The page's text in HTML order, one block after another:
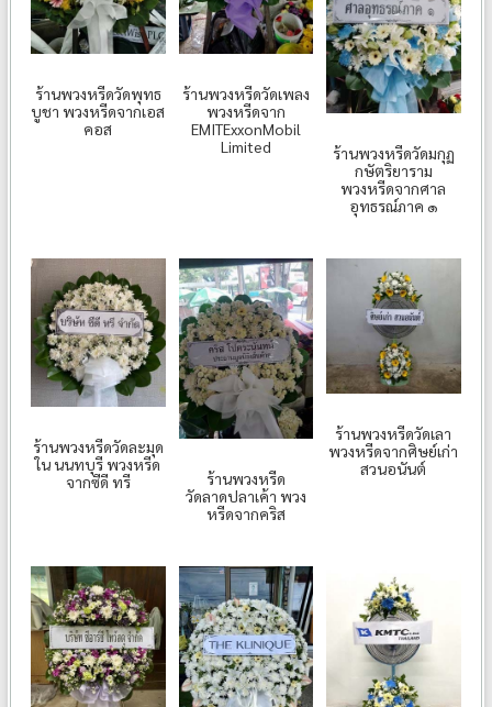
ร้านพวงหรีดวัดพุทธ
บูชา พวงหรีดจากเอส
คอส
ร้านพวงหรีดวัดเพลง
พวงหรีดจาก
EMITExxonMobil
Limited
ร้านพวงหรีดวัดมกุฏ
กษัตริยาราม
พวงหรีดจากศาล
อุทธรณ์ภาค ๑
ร้านพวงหรีดวัดละมุด
ใน นนทบุรี พวงหรีด
จากซีดี ทรี
ร้านพวงหรีด
วัดลาดปลาเค้า พวง
หรีดจากคริส
ร้านพวงหรีดวัดเลา
พวงหรีดจากศิษย์เก่า
สวนอนันต์